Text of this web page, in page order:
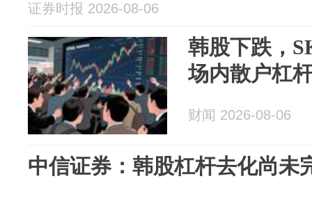
证券时报 2026-08-06
韩股下跌，
场内散户杠
财闻 2026-08-06
中信证券：韩股杠杆去化尚未